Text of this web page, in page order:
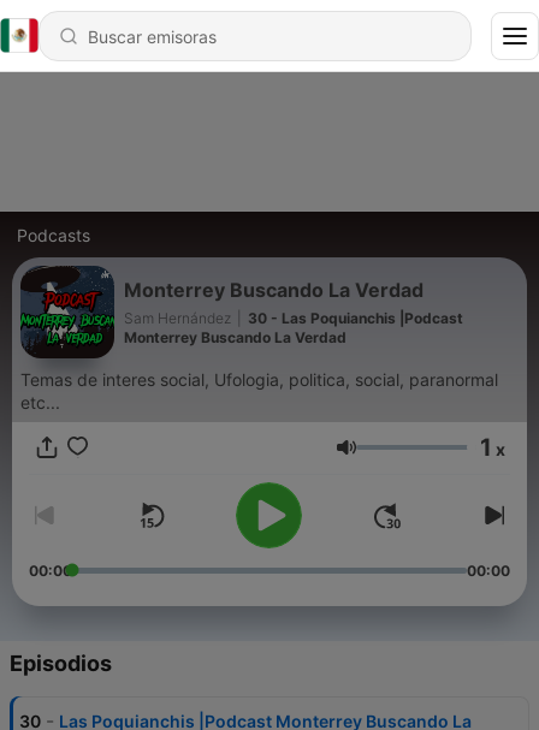
Podcasts
Monterrey Buscando La Verdad
Sam Hernández
30 - Las Poquianchis |Podcast
Monterrey Buscando La Verdad
Temas de interes social, Ufologia, politica, social, paranormal
etc...
Volumen 1 x
00:00 00:00
Episodios
30 - Las Poquianchis |Podcast Monterrey Buscando La